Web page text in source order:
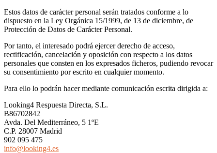
Estos datos de carácter personal serán tratados conforme a lo
dispuesto en la Ley Orgánica 15/1999, de 13 de diciembre, de
Protección de Datos de Carácter Personal.
Por tanto, el interesado podrá ejercer derecho de acceso,
rectificación, cancelación y oposición con respecto a los datos
personales que consten en los expresados ficheros, pudiendo revocar
su consentimiento por escrito en cualquier momento.
Para ello lo podrán hacer mediante comunicación escrita dirigida a:
Looking4 Respuesta Directa, S.L.
B86702842
Avda. Del Mediterráneo, 5 1ºE
C.P. 28007 Madrid
902 095 475
info@looking4.es